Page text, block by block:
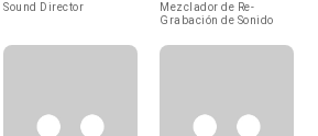
Sound Director
Mezclador de Re-
Grabación de Sonido